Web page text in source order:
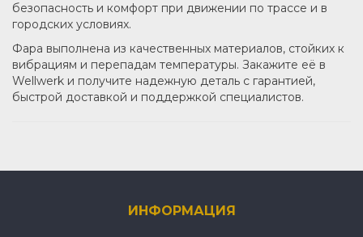
безопасность и комфорт при движении по трассе и в
городских условиях.
Фара выполнена из качественных материалов, стойких к
вибрациям и перепадам температуры. Закажите её в
Wellwerk и получите надежную деталь с гарантией,
быстрой доставкой и поддержкой специалистов.
ИНФОРМАЦИЯ